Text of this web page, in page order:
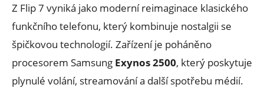
Z Flip 7 vyniká jako moderní reimaginace klasického
funkčního telefonu, který kombinuje nostalgii se
špičkovou technologií. Zařízení je poháněno
procesorem Samsung Exynos 2500, který poskytuje
plynulé volání, streamování a další spotřebu médií.